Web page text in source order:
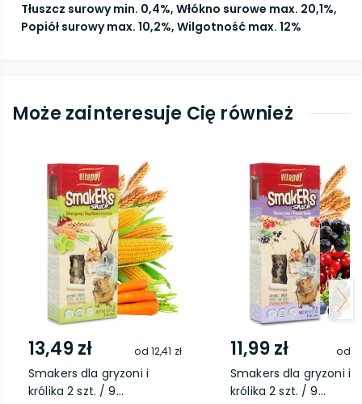
Tłuszcz surowy min. 0,4%, Włókno surowe max. 20,1%,
Popiół surowy max. 10,2%, Wilgotność max. 12%
Może zainteresuje Cię również
13,49 zł od 12,41 zł
Smakers dla gryzoni i
królika 2 szt. / 9...
11,99 zł od
Smakers dla gryzoni i
królika 2 szt. / 9...